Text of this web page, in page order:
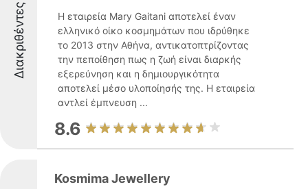
Διακριθέντες
Η εταιρεία Mary Gaitani αποτελεί έναν
ελληνικό οίκο κοσμημάτων που ιδρύθηκε
το 2013 στην Αθήνα, αντικατοπτρίζοντας
την πεποίθηση πως η ζωή είναι διαρκής
εξερεύνηση και η δημιουργικότητα
αποτελεί μέσο υλοποίησής της. Η εταιρεία
αντλεί έμπνευση ...
8.6
Kosmima Jewellery